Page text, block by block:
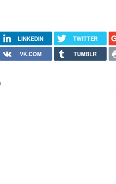
LINKEDIN TWITTER
VK.COM TUMBLR